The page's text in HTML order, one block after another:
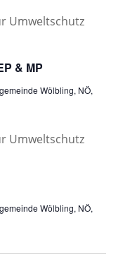
& MP
Wölbling, NÖ,
Wölbling, NÖ,